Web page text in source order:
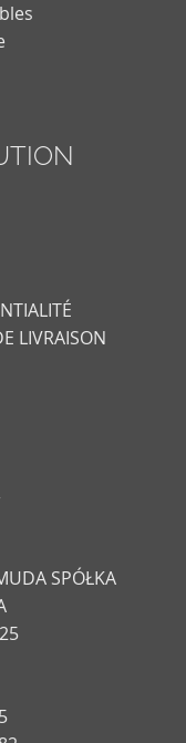
LIVRAISON
SPÓŁKA